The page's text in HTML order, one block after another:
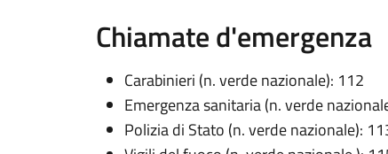
Chiamate d'emergenza
Carabinieri (n. verde nazionale): 112
Emergenza sanitaria (n. verde
Polizia di Stato (n. verde nazionale):